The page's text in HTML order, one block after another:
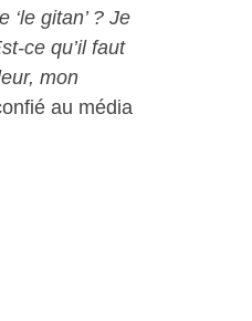
gitan’ ? Je
ce qu’il faut
mon
au média